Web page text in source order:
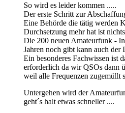
So wird es leider kommen .....
Der erste Schritt zur
Eine Behörde die tätig werden
Durchsetzung mehr hat ist
Die 200 neuen Amateurfunk -
Jahren noch gibt kann auch
Ein besonderes Fachwissen ist
erforderlich da wir QSOs dann
weil alle Frequenzen zugemüllt
Untergehen wird der
geht´s halt etwas schneller ....